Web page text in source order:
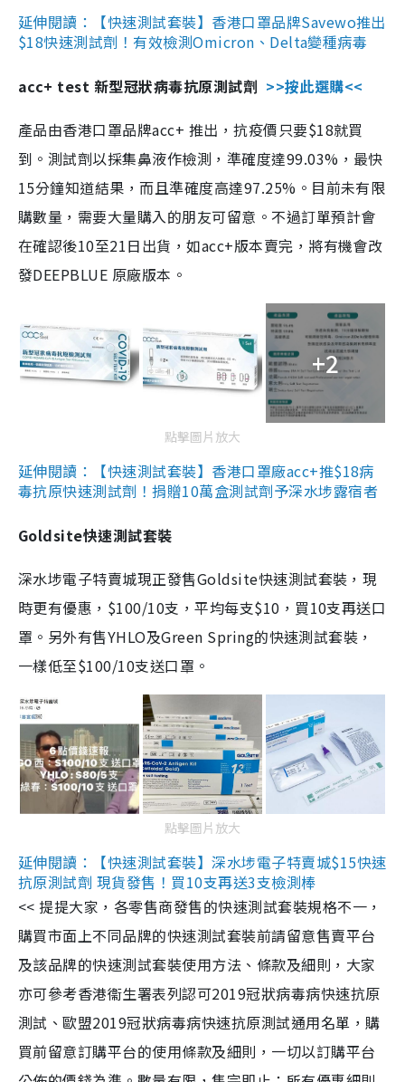
延伸閱讀：【快速測試套裝】香港口罩品牌Savewo推出
$18快速測試劑！有效檢測Omicron、Delta變種病毒
acc+ test 新型冠狀病毒抗原測試劑 >>按此選購<<
產品由香港口罩品牌acc+ 推出，抗疫價只要$18就買
到。測試劑以採集鼻液作檢測，準確度達99.03%，最快
15分鐘知道結果，而且準確度高達97.25%。目前未有限
購數量，需要大量購入的朋友可留意。不過訂單預計會
在確認後10至21日出貨，如acc+版本賣完，將有機會改
發DEEPBLUE 原廠版本。
+2
點擊圖片放大
延伸閱讀：【快速測試套裝】香港口罩廠acc+推$18病
毒抗原快速測試劑！捐贈10萬盒測試劑予深水埗露宿者
Goldsite快速測試套裝
深水埗電子特賣城現正發售Goldsite快速測試套裝，現
時更有優惠，$100/10支，平均每支$10，買10支再送口
罩。另外有售YHLO及Green Spring的快速測試套裝，
一樣低至$100/10支送口罩。
點擊圖片放大
延伸閱讀：【快速測試套裝】深水埗電子特賣城$15快速
抗原測試劑 現貨發售！買10支再送3支檢測棒
<< 提提大家，各零售商發售的快速測試套裝規格不一，
購買市面上不同品牌的快速測試套裝前請留意售賣平台
及該品牌的快速測試套裝使用方法、條款及細則，大家
亦可參考香港衞生署表列認可2019冠狀病毒病快速抗原
測試、歐盟2019冠狀病毒病快速抗原測試通用名單，購
買前留意訂購平台的使用條款及細則，一切以訂購平台